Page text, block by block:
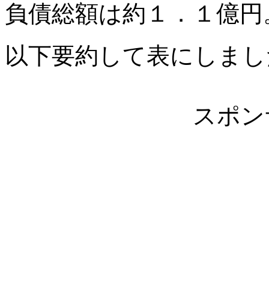
負債総額は約１．１億円
以下要約して表にしま
スポ